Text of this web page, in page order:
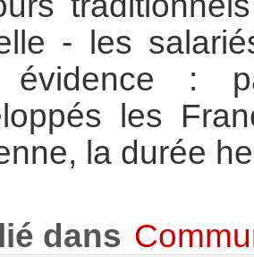
- les
évidence :
les
la durée
dans